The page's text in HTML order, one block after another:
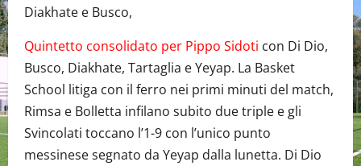
Diakhate e Busco,
Quintetto consolidato per Pippo Sidoti con Di Dio,
Busco, Diakhate, Tartaglia e Yeyap. La Basket
School litiga con il ferro nei primi minuti del match,
Rimsa e Bolletta infilano subito due triple e gli
Svincolati toccano l’1-9 con l’unico punto
messinese segnato da Yeyap dalla lunetta. Di Dio